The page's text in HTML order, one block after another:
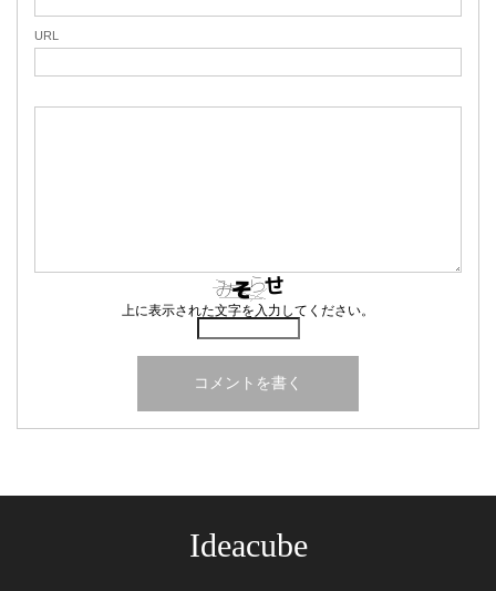
URL
上に表示された文字を入力してください。
Ideacube